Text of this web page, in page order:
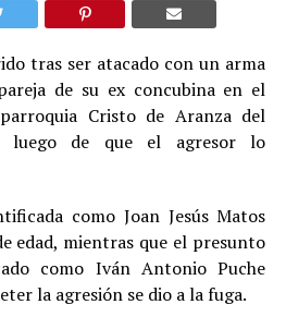
tras ser atacado con un arma
de su ex concubina en el
Cristo de Aranza del
luego de que el agresor lo
como Joan Jesús Matos
edad, mientras que el presunto
como Iván Antonio Puche
la agresión se dio a la fuga.